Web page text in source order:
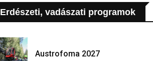
Erdészeti, vadászati programok
Austrofoma 2027